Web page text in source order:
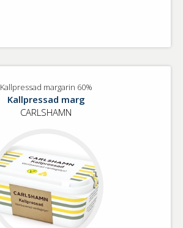
Kallpressad margarin 60%
Kallpressad marg
CARLSHAMN